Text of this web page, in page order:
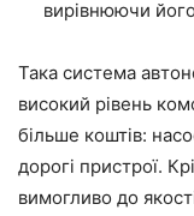
вирівнюючи
Така система
високий рівень
більше коштів:
дорогі пристрої.
вимогливо до